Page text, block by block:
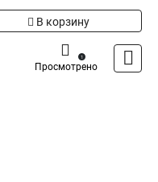
1
В корзину
Просмотрено
1